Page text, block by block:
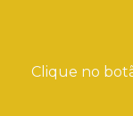
Clique no